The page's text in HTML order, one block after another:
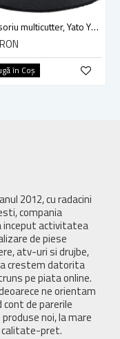
Accesoriu multicutter, Yato YT-34689, sistem Yato Quick Release, slefuire, 90 mm, ceramica, abrazive
în Coş
2012, cu radacini
compania
activitatea
de piese
atv-uri si drujbe,
crestem datorita
pe piata online.
ne orientam
de parerile
noi, la mare
calitate-pret.